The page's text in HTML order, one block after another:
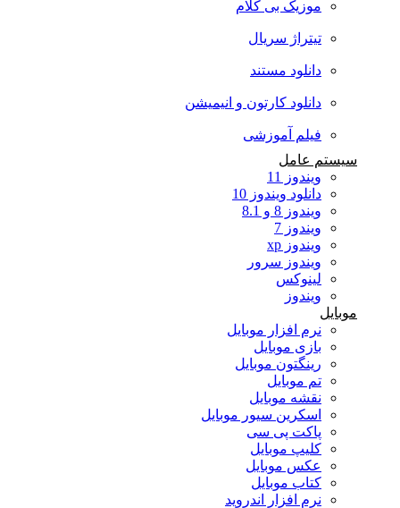
موزیک بی کلام
تیتراژ سریال
دانلود مستند
دانلود کارتون و انیمیشن
فیلم آموزشی
سیستم عامل
ویندوز 11
دانلود ویندوز 10
ویندوز 8 و 8.1
ویندوز 7
ویندوز xp
ویندوز سرور
لینوکس
ویندوز
موبایل
نرم افزار موبایل
بازی موبایل
رینگتون موبایل
تم موبایل
نقشه موبایل
اسکرین سیور موبایل
پاکت پی سی
کلیپ موبایل
عکس موبایل
کتاب موبایل
نرم افزار اندروید